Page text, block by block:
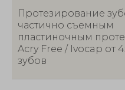
Протезирование
частично съемным
пластиночным
Acry Free / Ivocap от
зубов